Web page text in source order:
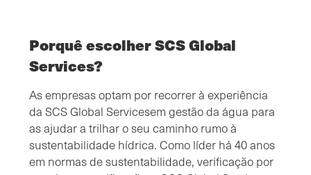
Porquê escolher SCS Global
Services?
As empresas optam por recorrer à experiência
da SCS Global Servicesem gestão da água para
as ajudar a trilhar o seu caminho rumo à
sustentabilidade hídrica. Como líder há 40 anos
em normas de sustentabilidade, verificação por